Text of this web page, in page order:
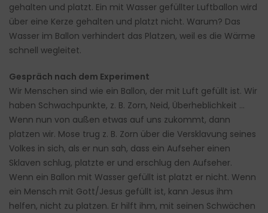
gehalten und platzt. Ein mit Wasser gefüllter Luftballon wird
über eine Kerze gehalten und platzt nicht. Warum? Das
Wasser im Ballon verhindert das Platzen, weil es die Wärme
schnell wegleitet.
Gespräch nach dem Experiment
Wir Menschen sind wie ein Ballon, der mit Luft gefüllt ist. Wir
haben Schwachpunkte, z. B. Zorn, Neid, Überheblichkeit …
Wenn nun von außen etwas auf uns zukommt, dann
platzen wir. Mose trug z. B. Zorn über die Versklavung seines
Volkes in sich, als er nun sah, dass ein Aufseher einen
Sklaven schlug, platzte er und erschlug den Aufseher.
Wenn ein Ballon mit Wasser gefüllt ist platzt er nicht. Wenn
ein Mensch mit Gott/Jesus gefüllt ist, kann Jesus ihm
helfen, nicht zu platzen. Er hilft ihm, mit seinen Schwächen